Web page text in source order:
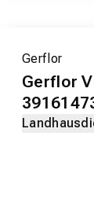
Gerflor
Gerflor